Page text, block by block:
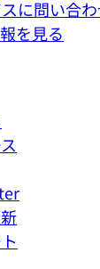
に問い合
を見る